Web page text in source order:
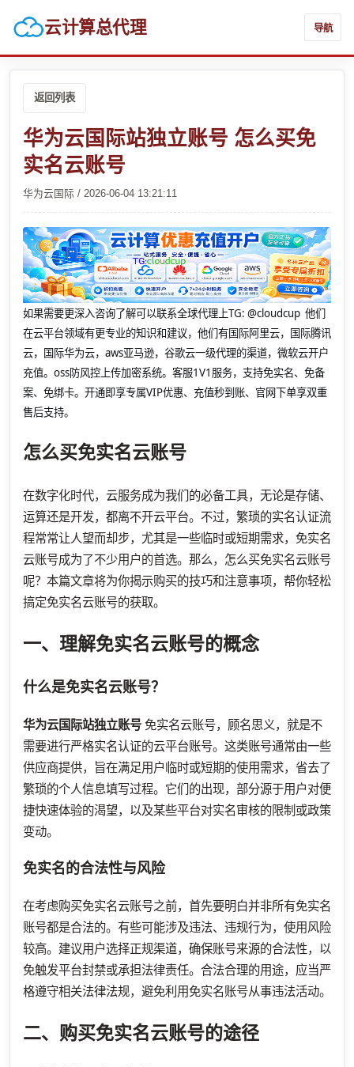
云计算总代理 导航
返回列表
华为云国际站独立账号 怎么买免
实名云账号
华为云国际 / 2026-06-04 13:21:11
如果需要更深入咨询了解可以联系全球代理上TG: @cloudcup 他们
在云平台领域有更专业的知识和建议，他们有国际阿里云，国际腾讯
云，国际华为云，aws亚马逊，谷歌云一级代理的渠道，微软云开户
充值。oss防风控上传加密系统。客服1V1服务，支持免实名、免备
案、免绑卡。开通即享专属VIP优惠、充值秒到账、官网下单享双重
售后支持。
怎么买免实名云账号
在数字化时代，云服务成为我们的必备工具，无论是存储、
运算还是开发，都离不开云平台。不过，繁琐的实名认证流
程常常让人望而却步，尤其是一些临时或短期需求，免实名
云账号成为了不少用户的首选。那么，怎么买免实名云账号
呢？本篇文章将为你揭示购买的技巧和注意事项，帮你轻松
搞定免实名云账号的获取。
一、理解免实名云账号的概念
什么是免实名云账号？
华为云国际站独立账号 免实名云账号，顾名思义，就是不
需要进行严格实名认证的云平台账号。这类账号通常由一些
供应商提供，旨在满足用户临时或短期的使用需求，省去了
繁琐的个人信息填写过程。它们的出现，部分源于用户对便
捷快速体验的渴望，以及某些平台对实名审核的限制或政策
变动。
免实名的合法性与风险
在考虑购买免实名云账号之前，首先要明白并非所有免实名
账号都是合法的。有些可能涉及违法、违规行为，使用风险
较高。建议用户选择正规渠道，确保账号来源的合法性，以
免触发平台封禁或承担法律责任。合法合理的用途，应当严
格遵守相关法律法规，避免利用免实名账号从事违法活动。
二、购买免实名云账号的途径